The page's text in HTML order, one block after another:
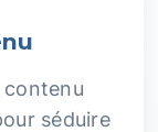
contenu
séduire